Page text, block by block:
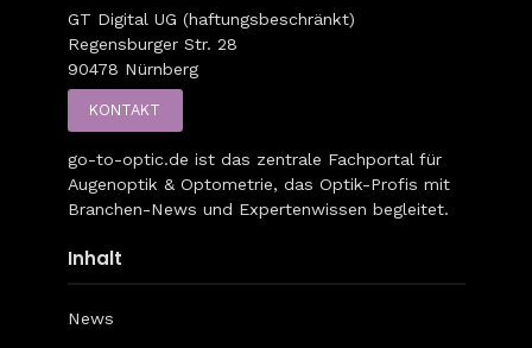
GT Digital UG (haftungsbeschränkt)
Regensburger Str. 28
90478 Nürnberg
KONTAKT
go-to-optic.de ist das zentrale Fachportal für
Augenoptik & Optometrie, das Optik-Profis mit
Branchen-News und Expertenwissen begleitet.
Inhalt
News